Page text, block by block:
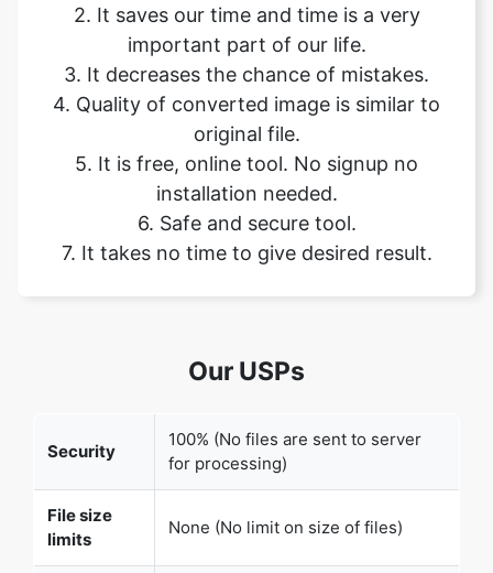
4. Quality of converted image is similar to
original file.
5. It is free, online tool. No signup no
installation needed.
6. Safe and secure tool.
7. It takes no time to give desired result.
Our USPs
for processing)
limits
None (No limit on size of files)
Usage
limits
None (Process as many files as you
want)